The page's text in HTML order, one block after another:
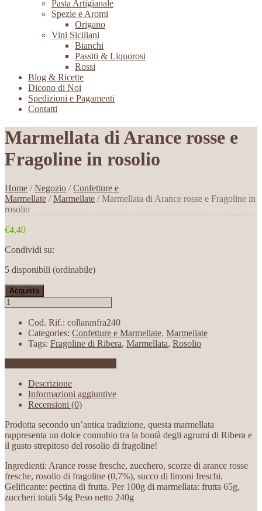
Pasta Artigianale
Spezie e Aromi
Origano
Vini Siciliani
Bianchi
Passiti & Liquorosi
Rossi
Blog & Ricette
Dicono di Noi
Spedizioni e Pagamenti
Contatti
Marmellata di Arance rosse e
Fragoline in rosolio
Home /Negozio /Confetture e
Marmellate /Marmellate / Marmellata di Arance rosse e Fragoline in
rosolio
€4,40
Condividi su:
5 disponibili (ordinabile)
Acquista
Cod. Rif.: collaranfra240
Categories: Confetture e Marmellate, Marmellate
Tags: Fragoline di Ribera, Marmellata, Rosolio
Descrizione
Informazioni aggiuntive
Recensioni (0)
Prodotta secondo un’antica tradizione, questa marmellata
rappresenta un dolce connubio tra la bontà degli agrumi di Ribera e
il gusto strepitoso del rosolio di fragoline!
Ingredienti: Arance rosse fresche, zucchero, scorze di arance rosse
fresche, rosolio di fragoline (0,7%), succo di limoni freschi.
Gelificante: pectina di frutta. Per 100g di marmellata: frutta 65g,
zuccheri totali 54g Peso netto 240g